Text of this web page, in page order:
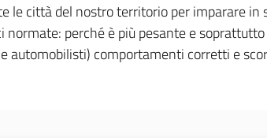
le città del nostro territorio per imparare in
normate: perché è più pesante e
automobilisti) comportamenti corretti e